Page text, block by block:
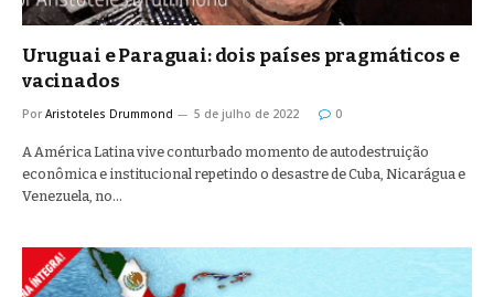
Uruguai e Paraguai: dois países pragmáticos e
vacinados
Por Aristoteles Drummond 5 de julho de 2022 0
A América Latina vive conturbado momento de autodestruição
econômica e institucional repetindo o desastre de Cuba, Nicarágua e
Venezuela, no…